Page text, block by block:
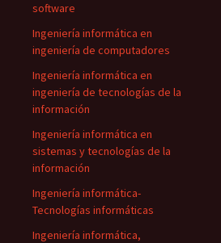
software
Ingeniería informática en
ingeniería de computadores
Ingeniería informática en
ingeniería de tecnologías de la
información
Ingeniería informática en
sistemas y tecnologías de la
información
Ingeniería informática-
Tecnologías informáticas
Ingeniería informática,